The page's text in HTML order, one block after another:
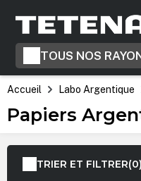
Passer à la
TOUS NOS
Accueil Labo Argentique
Papiers
TRIER ET FILTRER(0)